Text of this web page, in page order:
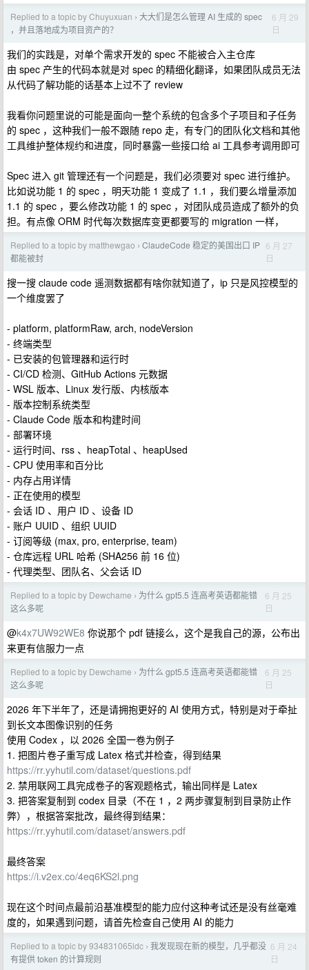
Replied to a topic by Chuyuxuan › 大大们是怎么管理 AI 生成的 spec
，并且落地成为项目资产的？
6 月 29
日
我们的实践是，对单个需求开发的 spec 不能被合入主仓库
由 spec 产生的代码本就是对 spec 的精细化翻译，如果团队成员无法
从代码了解功能的话基本上过不了 review
我看你问题里说的可能是面向一整个系统的包含多个子项目和子任务
的 spec ，这种我们一般不跟随 repo 走，有专门的团队化文档和其他
工具维护整体规约和进度，同时暴露一些接口给 ai 工具参考调用即可
Spec 进入 git 管理还有一个问题是，我们必须要对 spec 进行维护。
比如说功能 1 的 spec ，明天功能 1 变成了 1.1 ，我们要么增量添加
1.1 的 spec ，要么修改功能 1 的 spec ，对团队成员造成了额外的负
担。有点像 ORM 时代每次数据库变更都要写的 migration 一样，
Replied to a topic by matthewgao › ClaudeCode 稳定的美国出口 IP
都能被封
6 月 27
日
搜一搜 claude code 遥测数据都有啥你就知道了，ip 只是风控模型的
一个维度罢了
- platform, platformRaw, arch, nodeVersion
- 终端类型
- 已安装的包管理器和运行时
- CI/CD 检测、GitHub Actions 元数据
- WSL 版本、Linux 发行版、内核版本
- 版本控制系统类型
- Claude Code 版本和构建时间
- 部署环境
- 运行时间、rss 、heapTotal 、heapUsed
- CPU 使用率和百分比
- 内存占用详情
- 正在使用的模型
- 会话 ID 、用户 ID 、设备 ID
- 账户 UUID 、组织 UUID
- 订阅等级 (max, pro, enterprise, team)
- 仓库远程 URL 哈希 (SHA256 前 16 位)
- 代理类型、团队名、父会话 ID
Replied to a topic by Dewchame › 为什么 gpt5.5 连高考英语都能错
这么多呢
6 月 25
日
@k4x7UW92WE8 你说那个 pdf 链接么，这个是我自己的源，公布出
来更有信服力一点
Replied to a topic by Dewchame › 为什么 gpt5.5 连高考英语都能错
这么多呢
6 月 25
日
2026 年下半年了，还是请拥抱更好的 AI 使用方式，特别是对于牵扯
到长文本图像识别的任务
使用 Codex ，以 2026 全国一卷为例子
1. 把图片卷子重写成 Latex 格式并检查，得到结果
https://rr.yyhutil.com/dataset/questions.pdf
2. 禁用联网工具完成卷子的客观题格式，输出同样是 Latex
3. 把答案复制到 codex 目录（不在 1 ，2 两步骤复制到目录防止作
弊），根据答案批改，最终得到结果：
https://rr.yyhutil.com/dataset/answers.pdf
最终答案
https://i.v2ex.co/4eq6KS2l.png
现在这个时间点最前沿基准模型的能力应付这种考试还是没有丝毫难
度的，如果遇到问题，请首先检查自己使用 AI 的能力
Replied to a topic by 934831065ldc › 我发现现在新的模型，几乎都没
有提供 token 的计算规则
6 月 24
日